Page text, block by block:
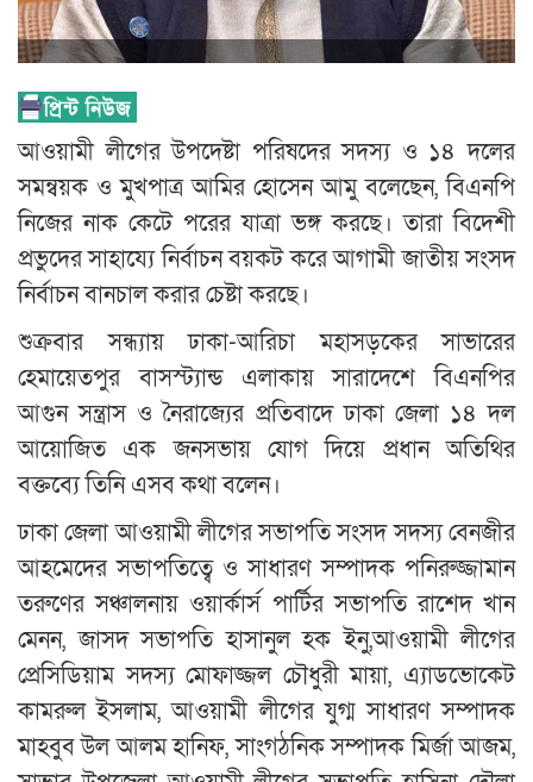
আওয়ামী লীগের উপদেষ্টা পরিষদের সদস্য ও ১৪ দলের
সমন্বয়ক ও মুখপাত্র আমির হোসেন আমু বলেছেন, বিএনপি
নিজের নাক কেটে পরের যাত্রা ভঙ্গ করছে। তারা বিদেশী
প্রভুদের সাহায্যে নির্বাচন বয়কট করে আগামী জাতীয় সংসদ
নির্বাচন বানচাল করার চেষ্টা করছে।
শুক্রবার সন্ধ্যায় ঢাকা-আরিচা মহাসড়কের সাভারের
হেমায়েতপুর বাসস্ট্যান্ড এলাকায় সারাদেশে বিএনপির
আগুন সন্ত্রাস ও নৈরাজ্যের প্রতিবাদে ঢাকা জেলা ১৪ দল
আয়োজিত এক জনসভায় যোগ দিয়ে প্রধান অতিথির
বক্তব্যে তিনি এসব কথা বলেন।
ঢাকা জেলা আওয়ামী লীগের সভাপতি সংসদ সদস্য বেনজীর
আহমেদের সভাপতিত্বে ও সাধারণ সম্পাদক পনিরুজ্জামান
তরুণের সঞ্চালনায় ওয়ার্কার্স পার্টির সভাপতি রাশেদ খান
মেনন, জাসদ সভাপতি হাসানুল হক ইনু,আওয়ামী লীগের
প্রেসিডিয়াম সদস্য মোফাজ্জল চৌধুরী মায়া, এ্যাডভোকেট
কামরুল ইসলাম, আওয়ামী লীগের যুগ্ম সাধারণ সম্পাদক
মাহবুব উল আলম হানিফ, সাংগঠনিক সম্পাদক মির্জা আজম,